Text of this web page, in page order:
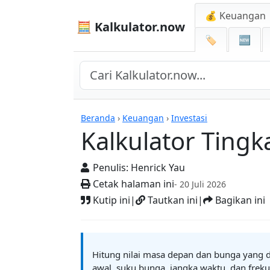
🧮 Kalkulator.now
💰 Keuangan
🏷️
🆕
Beranda › Keuangan › Investasi
Kalkulator
Penulis: Henrick Yau
Cetak halaman ini- 20 Juli 2026
Kutip ini| Tautkan ini| Bagikan ini
Kalkulator-kalkulator
Hitung nilai masa depan dan bunga yang
awal, suku bunga, jangka waktu, dan